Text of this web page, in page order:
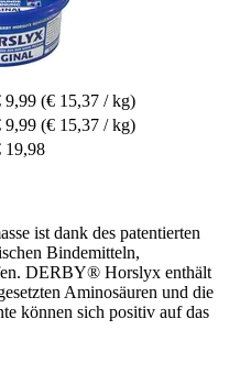
9,99 (€ 15,37 / kg)
9,99 (€ 15,37 / kg)
19,98
ist dank des patentierten
Bindemitteln,
DERBY® Horslyx enthält
Aminosäuren und die
können sich positiv auf das